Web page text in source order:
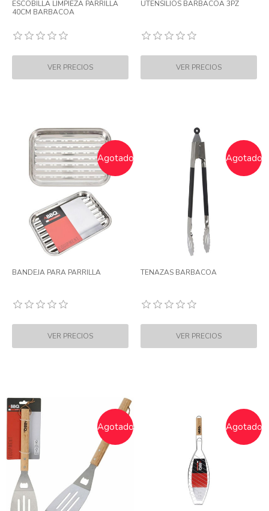
ESCOBILLA LIMPIEZA PARRILLA
40CM BARBACOA
UTENSILIOS BARBACOA 3PZ
Agotado
BANDEJA PARA PARRILLA
Agotado
TENAZAS BARBACOA
Agotado Agotado